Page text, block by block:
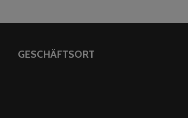
GESCHÄFTSORT